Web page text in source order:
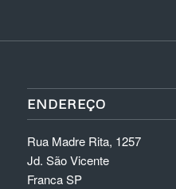
ENDEREÇO
Rua Madre Rita, 1257
Jd. São Vicente
Franca SP